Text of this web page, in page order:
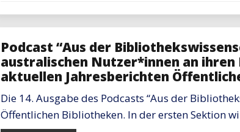
2023:
Stand
Podcast “Aus der
australischen Nutzer*innen an ihren
aktuellen Jahresberichten
Die 14. Ausgabe des Podcasts “Aus der
Öffentlichen Bibliotheken. In der ersten Sektion